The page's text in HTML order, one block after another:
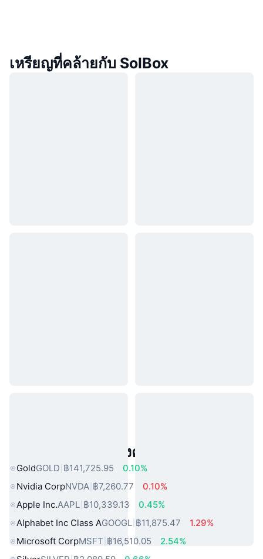
เหรียญที่คล้ายกับ SolBox
สินทรัพย์ในโลกแห่งความจริงยอดนิยม
GoldGOLD ฿141,725.95
0.10%
Nvidia CorpNVDA ฿7,260.77
0.10%
Apple Inc.AAPL ฿10,339.13
0.45%
Alphabet Inc Class AGOOGL ฿11,875.47
1.29%
Microsoft CorpMSFT ฿16,510.05
2.54%